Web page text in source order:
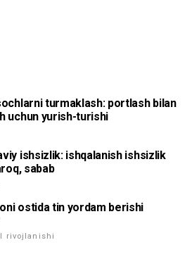
turmaklash: portlash bilan
uchun yurish-turishi
ishsizlik: ishqalanish ishsizlik
sabab
ostida tin yordam berishi
rivojlanishi